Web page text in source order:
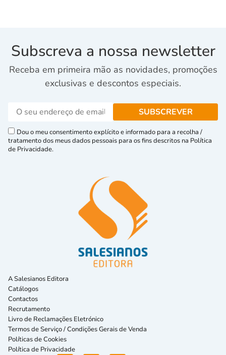
Subscreva a nossa newsletter
Receba em primeira mão as novidades, promoções
exclusivas e descontos especiais.
Dou o meu consentimento explícito e informado para a recolha /
tratamento dos meus dados pessoais para os fins descritos na Política
de Privacidade.
A Salesianos Editora
Catálogos
Contactos
Recrutamento
Livro de Reclamações Eletrónico
Termos de Serviço / Condições Gerais de Venda
Políticas de Cookies
Política de Privacidade